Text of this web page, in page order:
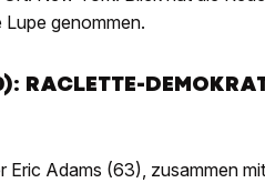
Lupe genommen.
RACLETTE-
Eric Adams (63), zusammen